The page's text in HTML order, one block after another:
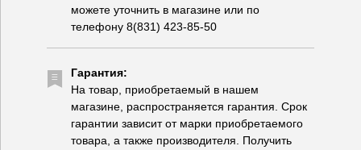
можете уточнить в магазине или по
телефону 8(831) 423-85-50
Гарантия:
На товар, приобретаемый в нашем
магазине, распространяется гарантия. Срок
гарантии зависит от марки приобретаемого
товара, а также производителя. Получить